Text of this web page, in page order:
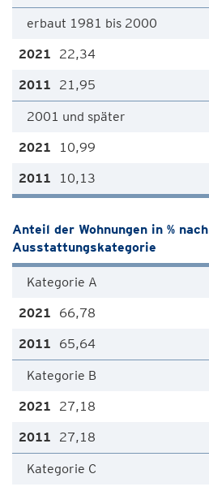
erbaut 1981 bis 2000
22,34
21,95
2001 und später
10,99
10,13
Anteil der Wohnungen in % nach
Ausstattungskategorie
Kategorie A
66,78
65,64
Kategorie B
27,18
27,18
Kategorie C